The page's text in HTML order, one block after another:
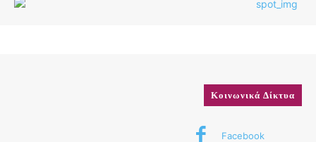
Κοινωνικά Δίκτυα
Facebook